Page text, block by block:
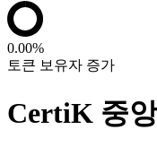
0.00%
토큰 보유자 증가
CertiK 중